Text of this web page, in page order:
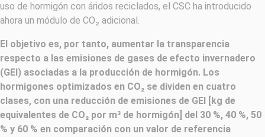
uso de hormigón con áridos reciclados, el CSC ha introducido
ahora un módulo de CO₂ adicional.
El objetivo es, por tanto, aumentar la transparencia
respecto a las emisiones de gases de efecto invernadero
(GEI) asociadas a la producción de hormigón. Los
hormigones optimizados en CO₂ se dividen en cuatro
clases, con una reducción de emisiones de GEI [kg de
equivalentes de CO₂ por m³ de hormigón] del 30 %, 40 %, 50
% y 60 % en comparación con un valor de referencia